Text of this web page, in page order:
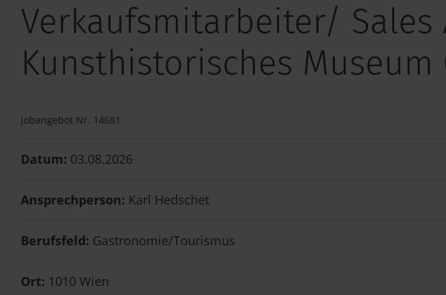
Verkaufsmitarbeiter/ Sales
Kunsthistorisches Museum
Jobangebot Nr. 14681
Datum: 03.08.2026
Ansprechperson: Karl Hedschet
Berufsfeld: Gastronomie/Tourismus
Ort: 1010 Wien
Geschichte
News
Standorte